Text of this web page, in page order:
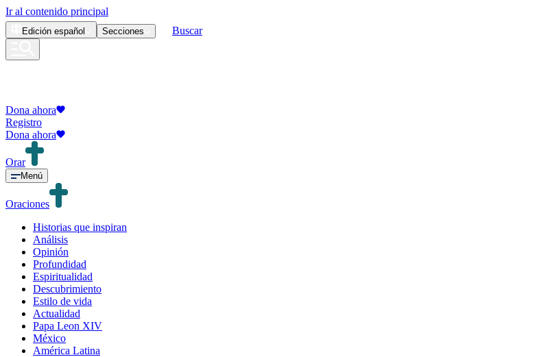
Ir al contenido principal
Edición español Secciones Buscar
Dona ahora
Registro
Dona ahora
Orar
Menú
Oraciones
Historias que inspiran
Análisis
Opinión
Profundidad
Espiritualidad
Descubrimiento
Estilo de vida
Actualidad
Papa Leon XIV
México
América Latina